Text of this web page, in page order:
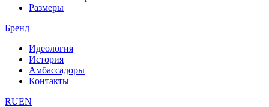
Размеры
Бренд
Идеология
История
Амбассадоры
Контакты
RUEN